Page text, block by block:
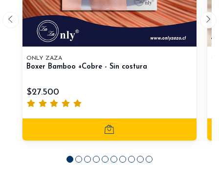
ONLY ZAZA
Boxer Bamboo +Cobre - Sin costura
$27.500